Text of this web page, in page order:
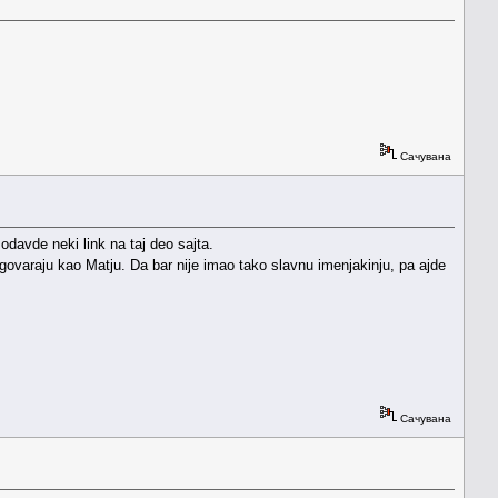
Сачувана
neki link na taj deo sajta.
kao Matju. Da bar nije imao tako slavnu imenjakinju, pa ajde
Сачувана